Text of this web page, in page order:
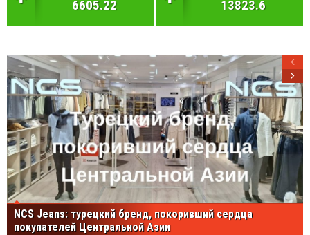
6605.22 13823.6
NCS Jeans: турецкий бренд, покоривший сердца
покупателей Центральной Азии